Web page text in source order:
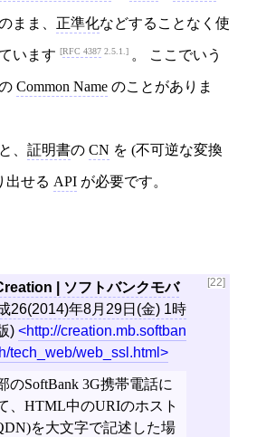
まま、 正準化などすることなく使
います RFC 4387 2.5.1. 。 ここでいう
Common Name のことがありま
、 証明書の CN を (不可逆な変換
出せる API が必要です。
[22]
| ソフトバンクモバ
26(2014)年8月29日(金) 1時
)
http://creation.mb.softban
tech_web/web_ssl.html
のSoftBank 3G携帯電話に
、HTML中のURIのホスト
を大文字で記述した場